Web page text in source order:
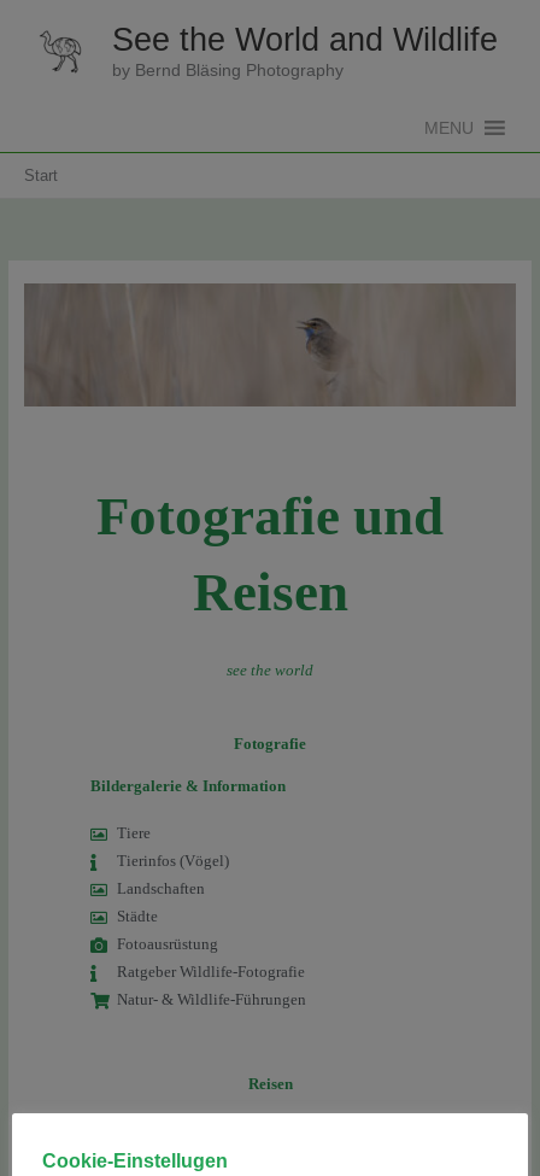
springen
See the World and Wildlife
by Bernd Bläsing Photography
MENU
Start
Fotografie und
Reisen
see the world
Fotografie
Bildergalerie & Information
Tiere
Tierinfos (Vögel)
Landschaften
Städte
Fotoausrüstung
Ratgeber Wildlife-Fotografie
Natur- & Wildlife-Führungen
Reisen
Cookie-Einstellugen